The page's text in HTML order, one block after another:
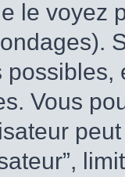
le voyez
Vous